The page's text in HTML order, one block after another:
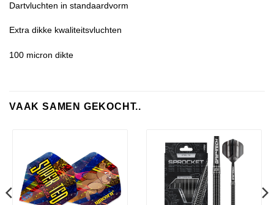
Dartvluchten in standaardvorm
Extra dikke kwaliteitsvluchten
100 micron dikte
VAAK SAMEN GEKOCHT..